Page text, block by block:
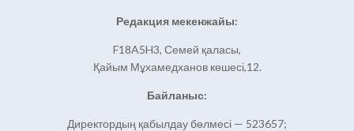
Редакция мекенжайы:
F18A5H3, Семей қаласы,
Қайым Мұхамедханов көшесі,12.
Байланыс:
Директордың қабылдау бөлмесі — 523657;